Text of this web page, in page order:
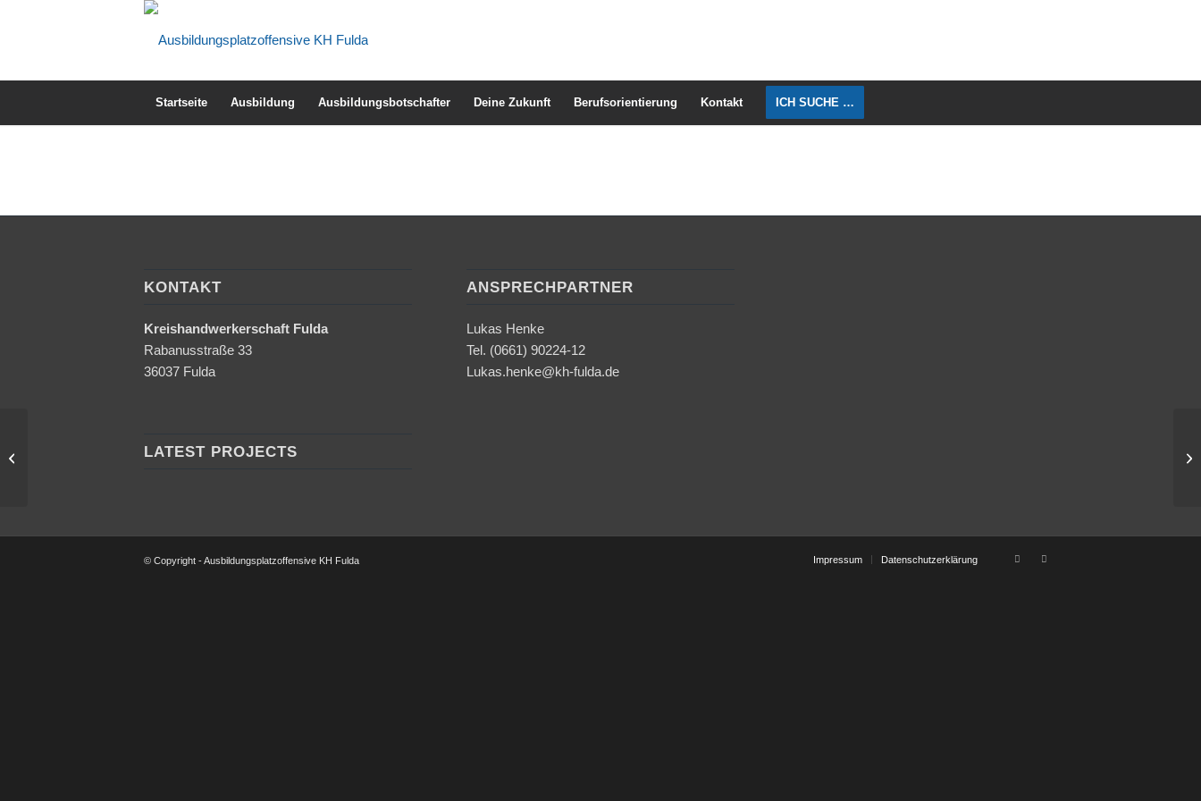
Startseite Ausbildung Ausbildungsbotschafter Deine Zukunft Berufsorientierung Kontakt ICH SUCHE …
KONTAKT
Kreishandwerkerschaft Fulda
Rabanusstraße 33
36037 Fulda
LATEST PROJECTS
ANSPRECHPARTNER
Lukas Henke
Tel. (0661) 90224-12
Lukas.henke@kh-fulda.de
© Copyright - Ausbildungsplatzoffensive KH Fulda Impressum Datenschutzerklärung